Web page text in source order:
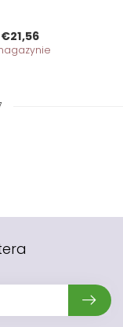
€21,56